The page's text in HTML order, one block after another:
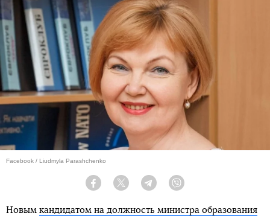
Facebook / Liudmyla Parashchenko
Facebook Twitter Telegram
Новым кандидатом на должность министра образования